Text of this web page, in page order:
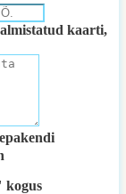
kaarti,
kogus